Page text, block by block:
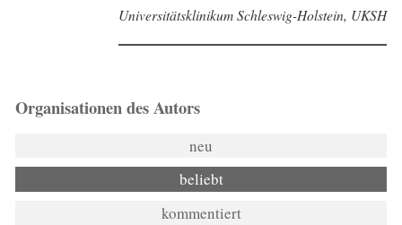
Universitätsklinikum Schleswig-Holstein, UKSH
Organisationen des Autors
neu
beliebt
kommentiert